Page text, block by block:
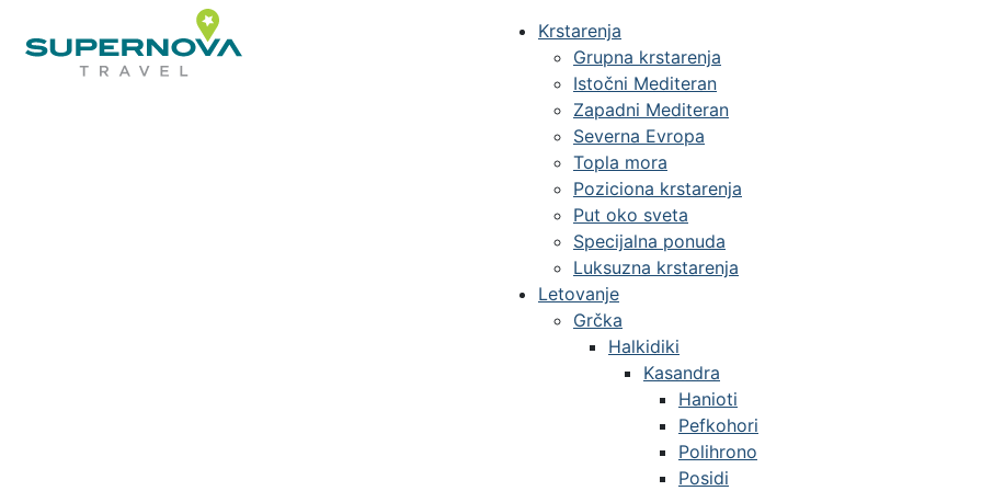
Krstarenja
Grupna krstarenja
Istočni Mediteran
Zapadni Mediteran
Severna Evropa
Topla mora
Poziciona krstarenja
Put oko sveta
Specijalna ponuda
Luksuzna krstarenja
Letovanje
Grčka
Halkidiki
Kasandra
Hanioti
Pefkohori
Polihrono
Posidi